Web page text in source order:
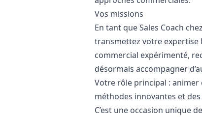
Vos missions
En tant que Sales Coach
transmettez votre expertise
commercial expérimenté,
désormais accompagner
Votre rôle principal :
méthodes innovantes et
C’est une occasion unique